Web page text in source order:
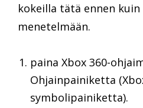
kokeilla tätä ennen kuin
menetelmään.
paina Xbox 360-
Ohjainpainiketta
symbolipainiketta).